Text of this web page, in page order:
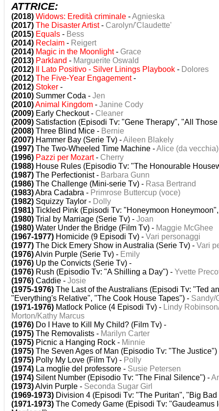
ATTRICE:
(2018) Widows: Eredità criminale -Agnieska
(2017) The Disaster Artist- Carolyn/'Claudette'
(2015) Equals - Bess
(2014) Reclaim - Reigert
(2014) Magic in the Moonlight- Grace
(2013) Parkland - Marguerite Oswald
(2012)
Il Lato Positivo - Silver Linings Playbook - Dolores
(2012) The Five-Year Engagement-
(2012) Stoker -
(2010) Summer Coda - Jen
(2010)Animal Kingdom - Janine Cody
(2009) Early Checkout - Cleaner
(2009) Satisfaction (Episodi Tv: "Gene Therapy", "All
(2008) Three Blind Mice - Bernie
(2007) Hammer Bay (Serie Tv) -Aileen Blakely
(1997) The Two-Wheeled Time Machine -Alice (da vecchia)
(1996) Pazzi per Mozart- Cherry
(1988) House Rules (Episodio Tv: "The Honourable
(1987) The Perfectionist - Barbara Gunn
(1986) The Challenge (Mini-serie Tv) - Rasa Bertrand
(1983)Abra Cadabra - Primrose Buttercup (voce)
(1982) Squizzy Taylor - Dolly
(1981) Tickled Pink (Episodi Tv: "Honeymoon
(1980) Trial by Marriage (Serie Tv) - Joan
(1980) Water Under the Bridge (Film Tv) - Maggie McGhee
(1967-1977) Homicide (9 Episodi Tv) - Vari personaggi
(1977) The Dick Emery Show in Australia (Serie Tv) - Vari
(1976)Alvin Purple (Serie Tv) - Emily
(1976) Up the Convicts (Serie Tv) -
(1976) Rush (Episodio Tv: "A Shilling a Day") - Yvette
(1976) Caddie - Josie
(1975-1976) The Last of the Australians (Episodi Tv: "Ted
"Everything's Relative", "The Cook House Tapes") - Sandy/
(1971-1976) Matlock Police (4 Episodi Tv) - Lindy
Morton/Kathy Marcus
(1976) Do I Have to Kill My Child? (Film Tv) -
(1975) The Removalists - Marilyn Carter
(1975) Picnic a Hanging Rock - Minnie
(1975) The Seven Ages of Man (Episodio Tv: "The
(1975) Polly My Love (Film Tv) - Polly
(1974) La moglie del professore - Susie Petersen
(1974) Silent Number (Episodio Tv: "The Final Silence") -
(1973)Alvin Purple - Seconda Sugar Girl
(1969-1973) Division 4 (Episodi Tv: "The Puritan", "Big
(1971-1973) The Comedy Game (Episodi Tv: "Gaudeamus